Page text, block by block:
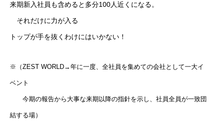
来期新入社員も含めると多分100人近くになる。
それだけに力が入る
トップが手を抜くわけにはいかない！
※（ZEST WORLD→年に一度、全社員を集めての会社として一大イ
ベント
今期の報告から大事な来期以降の指針を示し、社員全員が一致団
結する場）